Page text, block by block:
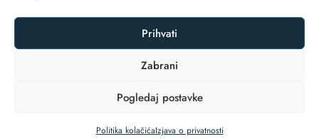
Prihvati
Zabrani
Pogledaj postavke
Politika kolačićaIzjava o privatnosti
IZJAVA O PRIVATNOSTI POLITIKA KOLAČIĆA (EU)
SIGURNOST PLAĆANJA KREDITNIM KARTICAMA
UVJETI REZERVACIJE I OTKAZIVANJA